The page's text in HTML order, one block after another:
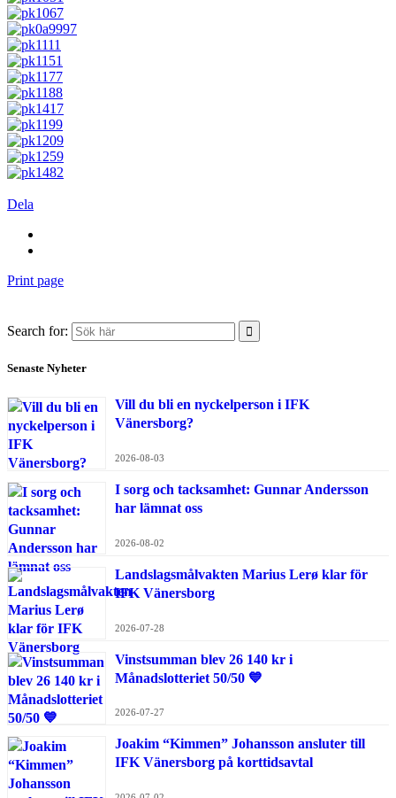
Dela
Print page
Search for:
Senaste Nyheter
Vill du bli en nyckelperson i IFK
Vänersborg?
2026-08-03
I sorg och tacksamhet: Gunnar Andersson
har lämnat oss
2026-08-02
Landslagsmålvakten Marius Lerø klar för
IFK Vänersborg
2026-07-28
Vinstsumman blev 26 140 kr i
Månadslotteriet 50/50 💙
2026-07-27
Joakim “Kimmen” Johansson ansluter till
IFK Vänersborg på korttidsavtal